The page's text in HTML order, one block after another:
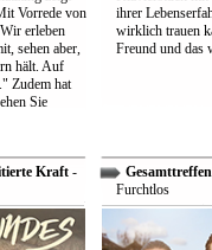
Vorrede von
erleben
sehen aber,
hält. Auf
Zudem hat
Sie
ihrer
wirklich trauen
Freund und das
Kraft -
Furchtlos